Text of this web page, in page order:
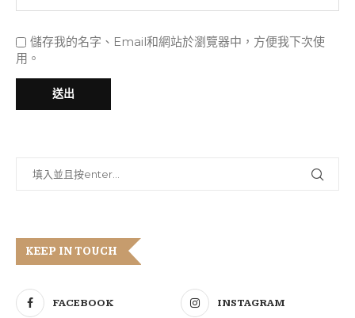
儲存我的名字、Email和網站於瀏覽器中，方便我下次使
用。
KEEP IN TOUCH
FACEBOOK INSTAGRAM